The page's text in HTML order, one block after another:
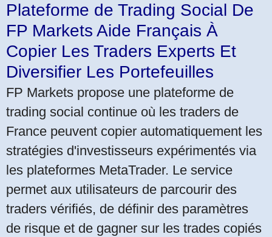
Plateforme de Trading Social De
FP Markets Aide Français À
Copier Les Traders Experts Et
Diversifier Les Portefeuilles
FP Markets propose une plateforme de
trading social continue où les traders de
France peuvent copier automatiquement les
stratégies d'investisseurs expérimentés via
les plateformes MetaTrader. Le service
permet aux utilisateurs de parcourir des
traders vérifiés, de définir des paramètres
de risque et de gagner sur les trades copiés